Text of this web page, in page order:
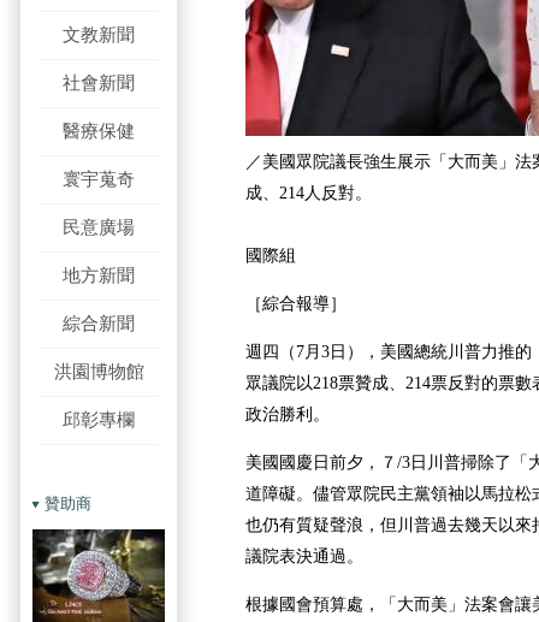
文教新聞
社會新聞
醫療保健
寰宇蒐奇
民意廣場
地方新聞
綜合新聞
洪園博物館
邱彰專欄
贊助商
／美國眾院議長強生展示「大而美」
成、214人反對。
國際組
［綜合報導］
週四（7月3日），美國總統川普力推
眾議院以218票贊成、214票反對的票
政治勝利。
美國國慶日前夕，７/3日川普掃除了「
道障礙。儘管眾院民主黨領袖以馬拉
也仍有質疑聲浪，但川普過去幾天以
議院表決通過。
根據國會預算處，「大而美」法案會讓